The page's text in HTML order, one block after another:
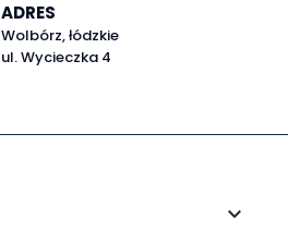
ADRES
Wolbórz, łódzkie
ul. Wycieczka 4
